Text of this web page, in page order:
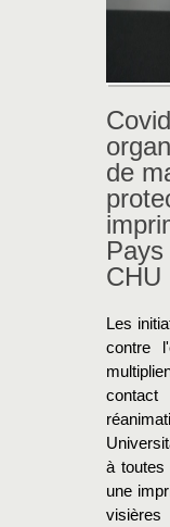
de
CHU
Les
contre
à toutes
une
visières